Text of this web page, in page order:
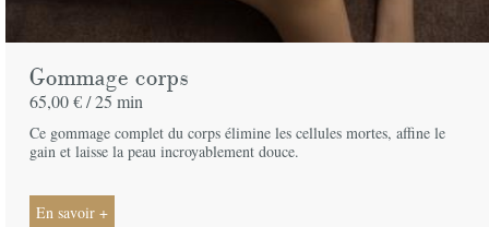
Gommage corps
65,00 € /25 min
Ce gommage complet du corps élimine les cellules mortes, affine le
gain et laisse la peau incroyablement douce.
En savoir +